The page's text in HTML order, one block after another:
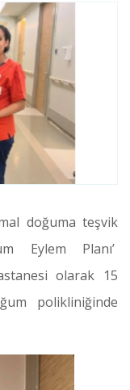
doğuma teşvik
Eylem Planı’
olarak 15
polikliniğinde